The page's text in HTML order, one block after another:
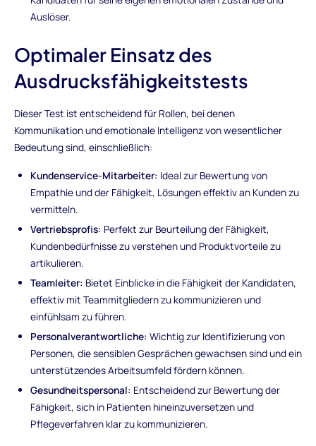
Auslöser.
Optimaler Einsatz des
Ausdrucksfähigkeitstests
Dieser Test ist entscheidend für Rollen, bei denen
Kommunikation und emotionale Intelligenz von wesentlicher
Bedeutung sind, einschließlich:
Kundenservice-Mitarbeiter: Ideal zur Bewertung von
Empathie und der Fähigkeit, Lösungen effektiv an Kunden zu
vermitteln.
Vertriebsprofis: Perfekt zur Beurteilung der Fähigkeit,
Kundenbedürfnisse zu verstehen und Produktvorteile zu
artikulieren.
Teamleiter: Bietet Einblicke in die Fähigkeit der Kandidaten,
effektiv mit Teammitgliedern zu kommunizieren und
einfühlsam zu führen.
Personalverantwortliche: Wichtig zur Identifizierung von
Personen, die sensiblen Gesprächen gewachsen sind und ein
unterstützendes Arbeitsumfeld fördern können.
Gesundheitspersonal: Entscheidend zur Bewertung der
Fähigkeit, sich in Patienten hineinzuversetzen und
Pflegeverfahren klar zu kommunizieren.